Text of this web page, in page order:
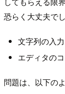
恐らく大丈夫でし
文字列の入力
エディタの
問題は、以下の